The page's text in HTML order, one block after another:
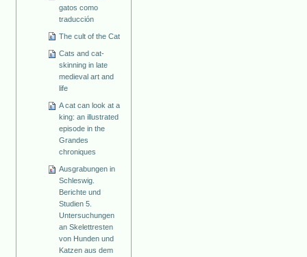
gatos como
traducción
The cult of the Cat
Cats and cat-
skinning in late
medieval art and
life
A cat can look at a
king: an illustrated
episode in the
Grandes
chroniques
Ausgrabungen in
Schleswig.
Berichte und
Studien 5.
Untersuchungen
an Skelettresten
von Hunden und
Katzen aus dem